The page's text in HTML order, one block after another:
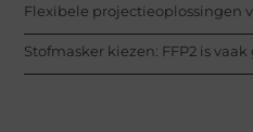
Flexibele projectieoplossingen
Stofmasker kiezen: FFP2 is